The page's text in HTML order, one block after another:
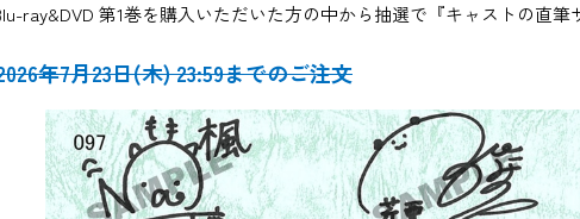
ray&DVD 第1巻を購入いただいた方の中から抽選で『キャストの直
年7月23日(木) 23:59までのご注文